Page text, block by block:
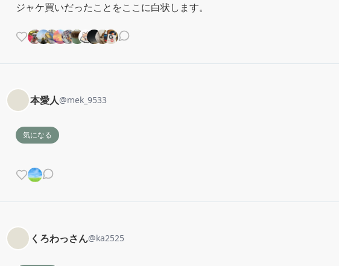
ジャケ買いだったことをここに白状します。
本愛人@mek_9533
気になる
くろわっさん@ka2525